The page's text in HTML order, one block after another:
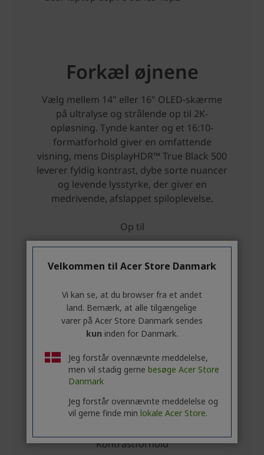
Velkommen til Acer Store Danmark
Vi kan se, at du browser fra et andet
land. Bemærk, at alle tilgængelige
varer på Acer Store Danmark sendes
kun inden for Danmark.
Jeg forstår ovennævnte meddelelse,
men vil stadig gerne besøge Acer Store
Danmark
Jeg forstår ovennævnte meddelelse og
vil gerne finde min lokale Acer Store.